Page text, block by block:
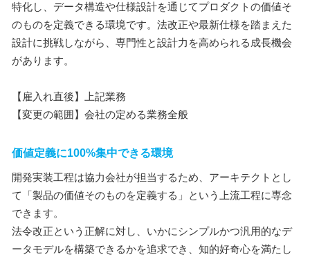
特化し、データ構造や仕様設計を通じてプロダクトの価値そ
のものを定義できる環境です。法改正や最新仕様を踏まえた
設計に挑戦しながら、専門性と設計力を高められる成長機会
があります。
【雇入れ直後】上記業務
【変更の範囲】会社の定める業務全般
価値定義に100%集中できる環境
開発実装工程は協力会社が担当するため、アーキテクトとし
て「製品の価値そのものを定義する」という上流工程に専念
できます。
法令改正という正解に対し、いかにシンプルかつ汎用的なデ
ータモデルを構築できるかを追求でき、知的好奇心を満たし